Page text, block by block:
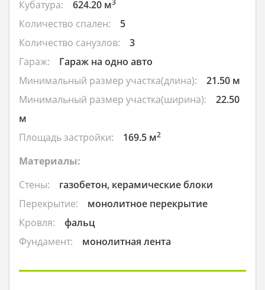
Кубатура: 624.20 м
Количество спален:
5
Количество санузлов:
3
Гараж:
Гараж на одно авто
Минимальный размер участка(длина):
21.50 м
Минимальный размер участка(ширина):
22.50
м
Площадь застройки:
169.5 м2
Материалы:
Стены:
газобетон, керамические блоки
Перекрытие:
монолитное перекрытие
Кровля:
фальц
Фундамент:
монолитная лента